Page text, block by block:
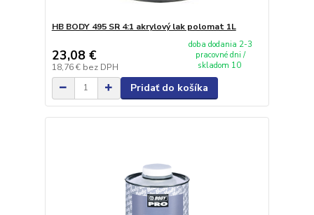
HB BODY 495 SR 4:1 akrylový lak polomat 1L
23,08 €
18,76 € bez DPH
doba dodania 2-3
pracovné dni /
skladom 10
Pridať do košíka